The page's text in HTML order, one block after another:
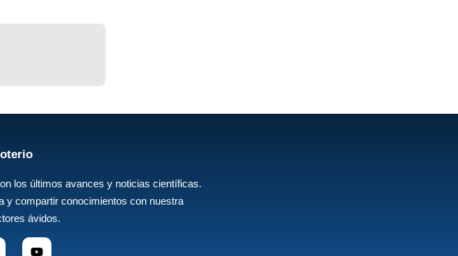
los últimos avances y noticias científicas.
y compartir conocimientos con nuestra
ávidos.